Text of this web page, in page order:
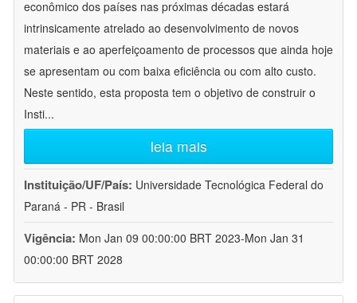
econômico dos países nas próximas décadas estará
intrinsicamente atrelado ao desenvolvimento de novos
materiais e ao aperfeiçoamento de processos que ainda hoje
se apresentam ou com baixa eficiência ou com alto custo.
Neste sentido, esta proposta tem o objetivo de construir o
Insti...
leia mais
Instituição/UF/País: Universidade Tecnológica Federal do
Paraná - PR - Brasil
Vigência: Mon Jan 09 00:00:00 BRT 2023-Mon Jan 31
00:00:00 BRT 2028